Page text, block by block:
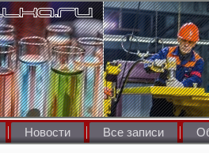
Новости Все записи